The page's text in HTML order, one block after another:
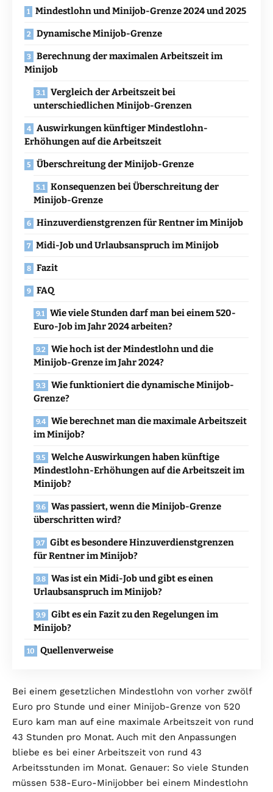
Mindestlohn und Minijob-Grenze 2024 und 2025
Dynamische Minijob-Grenze
Berechnung der maximalen Arbeitszeit im
Minijob
Vergleich der Arbeitszeit bei
unterschiedlichen Minijob-Grenzen
Auswirkungen künftiger Mindestlohn-
Erhöhungen auf die Arbeitszeit
Überschreitung der Minijob-Grenze
Konsequenzen bei Überschreitung der
Minijob-Grenze
Hinzuverdienstgrenzen für Rentner im Minijob
Midi-Job und Urlaubsanspruch im Minijob
Fazit
FAQ
Wie viele Stunden darf man bei einem 520-
Euro-Job im Jahr 2024 arbeiten?
Wie hoch ist der Mindestlohn und die
Minijob-Grenze im Jahr 2024?
Wie funktioniert die dynamische Minijob-
Grenze?
Wie berechnet man die maximale Arbeitszeit
im Minijob?
Welche Auswirkungen haben künftige
Mindestlohn-Erhöhungen auf die Arbeitszeit im
Minijob?
Was passiert, wenn die Minijob-Grenze
überschritten wird?
Gibt es besondere Hinzuverdienstgrenzen
für Rentner im Minijob?
Was ist ein Midi-Job und gibt es einen
Urlaubsanspruch im Minijob?
Gibt es ein Fazit zu den Regelungen im
Minijob?
Quellenverweise
Bei einem gesetzlichen Mindestlohn von vorher zwölf
Euro pro Stunde und einer Minijob-Grenze von 520
Euro kam man auf eine maximale Arbeitszeit von rund
43 Stunden pro Monat. Auch mit den Anpassungen
bliebe es bei einer Arbeitszeit von rund 43
Arbeitsstunden im Monat. Genauer: So viele Stunden
müssen 538-Euro-Minijobber bei einem Mindestlohn